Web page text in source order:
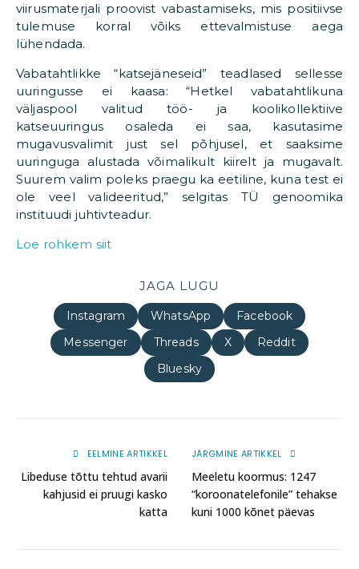
viirusmaterjali proovist vabastamiseks, mis positiivse
tulemuse korral võiks ettevalmistuse aega
lühendada.
Vabatahtlikke “katsejäneseid” teadlased sellesse
uuringusse ei kaasa: “Hetkel vabatahtlikuna
väljaspool valitud töö- ja koolikollektiive
katseuuringus osaleda ei saa, kasutasime
mugavusvalimit just sel põhjusel, et saaksime
uuringuga alustada võimalikult kiirelt ja mugavalt.
Suurem valim poleks praegu ka eetiline, kuna test ei
ole veel valideeritud,” selgitas TÜ genoomika
instituudi juhtivteadur.
Loe rohkem siit
JAGA LUGU
Instagram WhatsApp
Facebook
Messenger
Threads X
Reddit
Bluesky
EELMINE ARTIKKEL
Libeduse tõttu tehtud avarii
kahjusid ei pruugi kasko
katta
JÄRGMINE ARTIKKEL
Meeletu koormus: 1247
“koroonatelefonile” tehakse
kuni 1000 kõnet päevas